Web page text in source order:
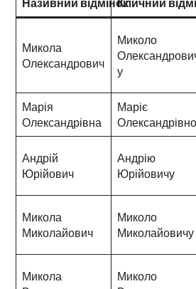
Микола
Олександрович
Миколо
у
Марія
Олександрівна
Маріє
Олександрівно
Андрій
Юрійович
Андрію
Юрійовичу
Микола
Миколайович
Миколо
Миколайовичу
Микола
Миколо